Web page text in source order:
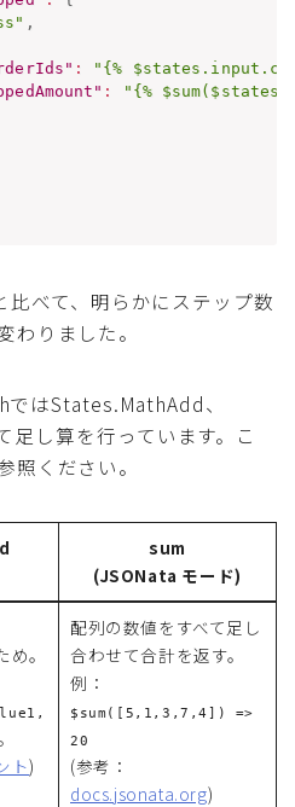
,
:
"{%
:
"{%
べて、明らかにステップ数
わりました。
はStates.MathAdd、
足し算を行っています。こ
照ください。
sum
(JSONata モード)
。
ト)
配列の数値をすべて足し
合わせて合計を返す。
例：
$sum([5,1,3,7,4]) =>
20
(参考：
docs.jsonata.org)